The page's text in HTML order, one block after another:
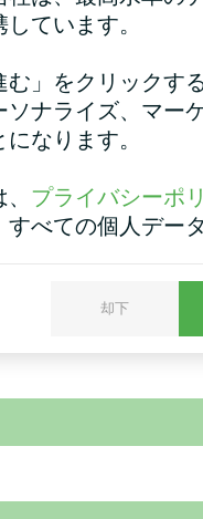
BeeHeat
します。
ています。
」をクリックす
ナライズ、マー
なります。
プライバシーポ
すべての個人デー
却下